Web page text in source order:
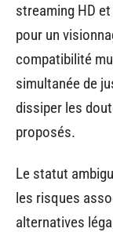
streaming HD
pour un
compatibilité
simultanée de
dissiper les
proposés.
Le statut
les risques
alternatives